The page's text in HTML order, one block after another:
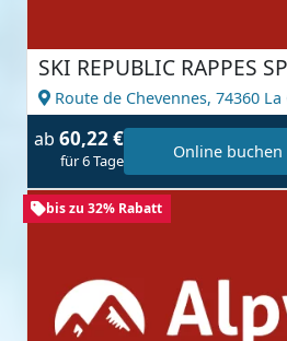
SKI REPUBLIC RAPPES
Route de Chevennes, 74360
ab 60,22 €
für 6 Tage Online buchen
bis zu 32% Rabatt